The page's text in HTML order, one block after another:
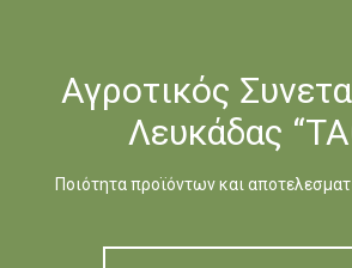
Αγροτικός
Λευκάδας
Ποιότητα προϊόντων και